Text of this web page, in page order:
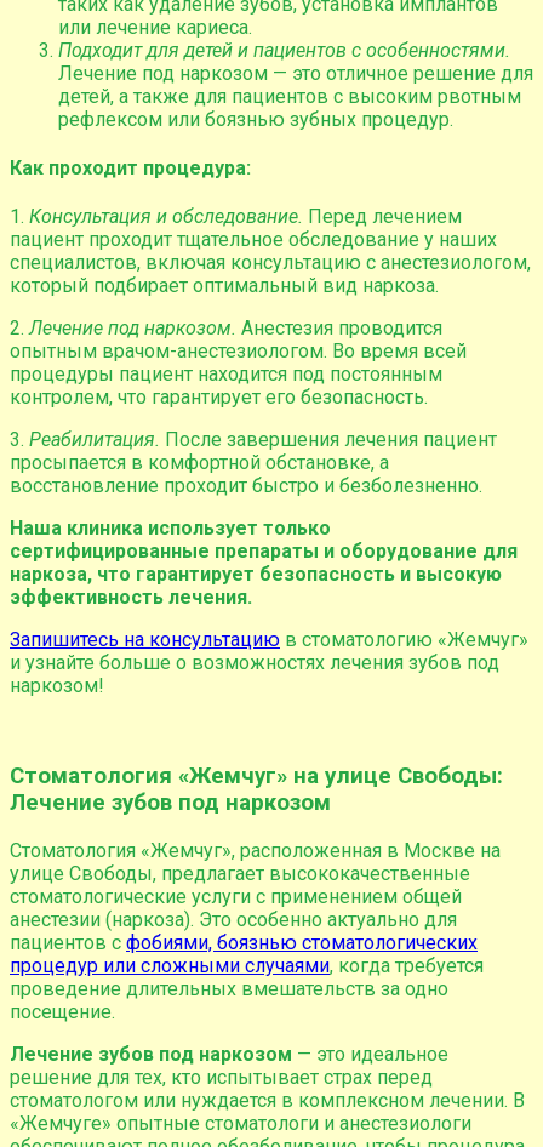
или лечение кариеса.
Подходит для детей и пациентов с особенностями.
Лечение под наркозом — это отличное решение для
детей, а также для пациентов с высоким рвотным
рефлексом или боязнью зубных процедур.
Как проходит процедура:
1. Консультация и обследование. Перед лечением
пациент проходит тщательное обследование у наших
специалистов, включая консультацию с анестезиологом,
который подбирает оптимальный вид наркоза.
2.Лечение под наркозом. Анестезия проводится
опытным врачом-анестезиологом. Во время всей
процедуры пациент находится под постоянным
контролем, что гарантирует его безопасность.
3. Реабилитация. После завершения лечения пациент
просыпается в комфортной обстановке, а
восстановление проходит быстро и безболезненно.
Наша клиника использует только
сертифицированные препараты и оборудование для
наркоза, что гарантирует безопасность и высокую
эффективность лечения.
Запишитесь на консультацию в стоматологию «Жемчуг»
и узнайте больше о возможностях лечения зубов под
наркозом!
Стоматология «Жемчуг» на улице Свободы:
Лечение зубов под наркозом
Стоматология «Жемчуг», расположенная в Москве на
улице Свободы, предлагает высококачественные
стоматологические услуги с применением общей
анестезии (наркоза). Это особенно актуально для
пациентов с фобиями, боязнью стоматологических
процедур или сложными случаями, когда требуется
проведение длительных вмешательств за одно
посещение.
Лечение зубов под наркозом — это идеальное
решение для тех, кто испытывает страх перед
стоматологом или нуждается в комплексном лечении. В
«Жемчуге» опытные стоматологи и анестезиологи